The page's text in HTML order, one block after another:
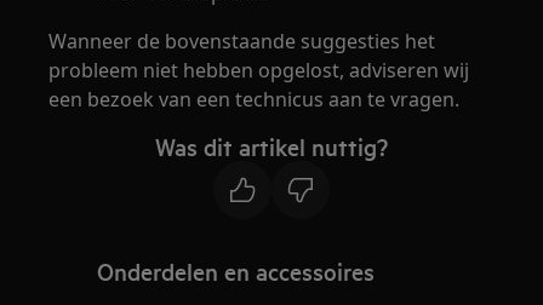
Wanneer de bovenstaande suggesties het
probleem niet hebben opgelost, adviseren wij
een bezoek van een technicus aan te vragen.
Was dit artikel nuttig?
Onderdelen en accessoires